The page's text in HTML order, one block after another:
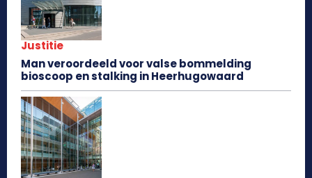
Justitie
Man veroordeeld voor valse bommelding
bioscoop en stalking in Heerhugowaard